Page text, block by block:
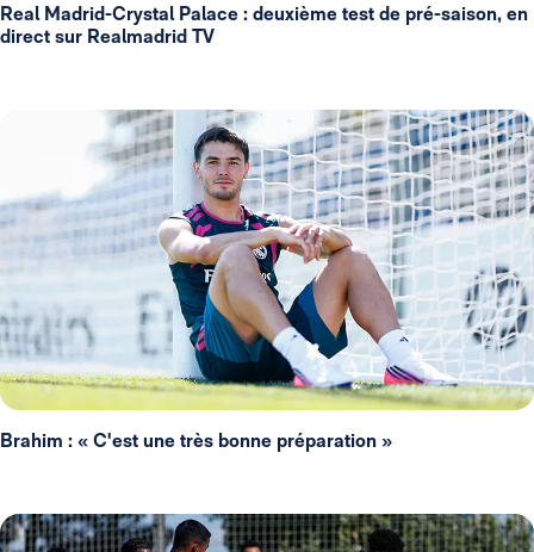
Real Madrid-Crystal Palace : deuxième test de pré-saison, en
direct sur Realmadrid TV
Brahim : « C'est une très bonne préparation »